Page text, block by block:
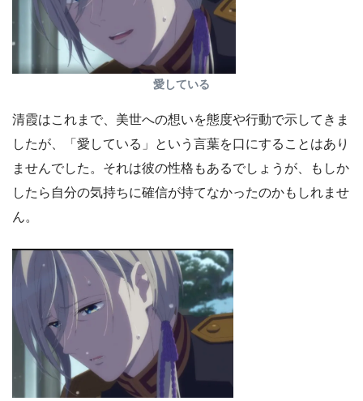
愛している
清霞はこれまで、美世への想いを態度や行動で示してきま
したが、「愛している」という言葉を口にすることはあり
ませんでした。それは彼の性格もあるでしょうが、もしか
したら自分の気持ちに確信が持てなかったのかもしれませ
ん。